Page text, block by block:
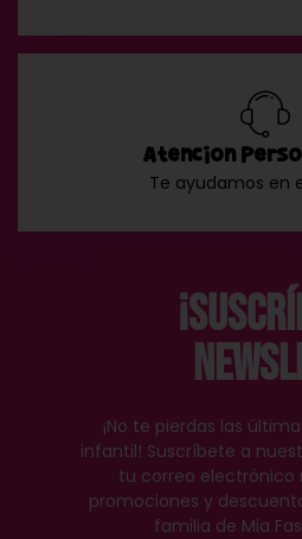
Atención
Te ayudamos en
¡No te pierdas las
infantil! Suscríbete a
tu correo electrónico
promociones y
familia de Mia